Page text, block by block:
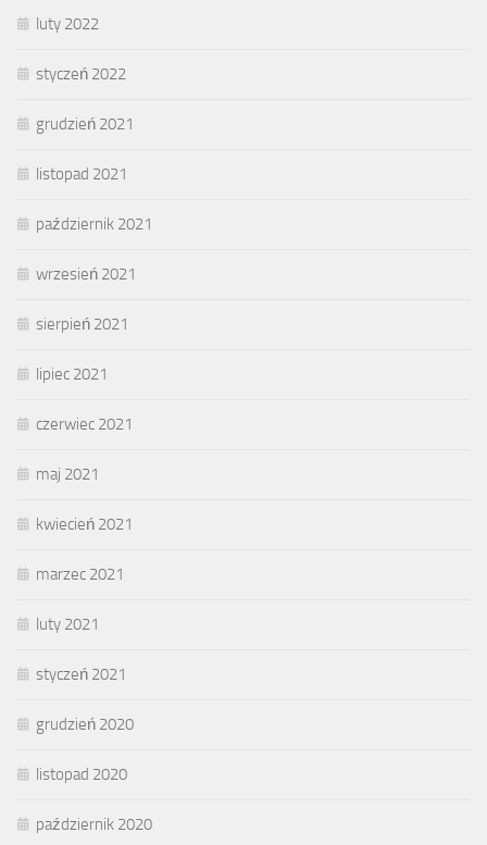
luty 2022
styczeń 2022
grudzień 2021
listopad 2021
październik 2021
wrzesień 2021
sierpień 2021
lipiec 2021
czerwiec 2021
maj 2021
kwiecień 2021
marzec 2021
luty 2021
styczeń 2021
grudzień 2020
listopad 2020
październik 2020